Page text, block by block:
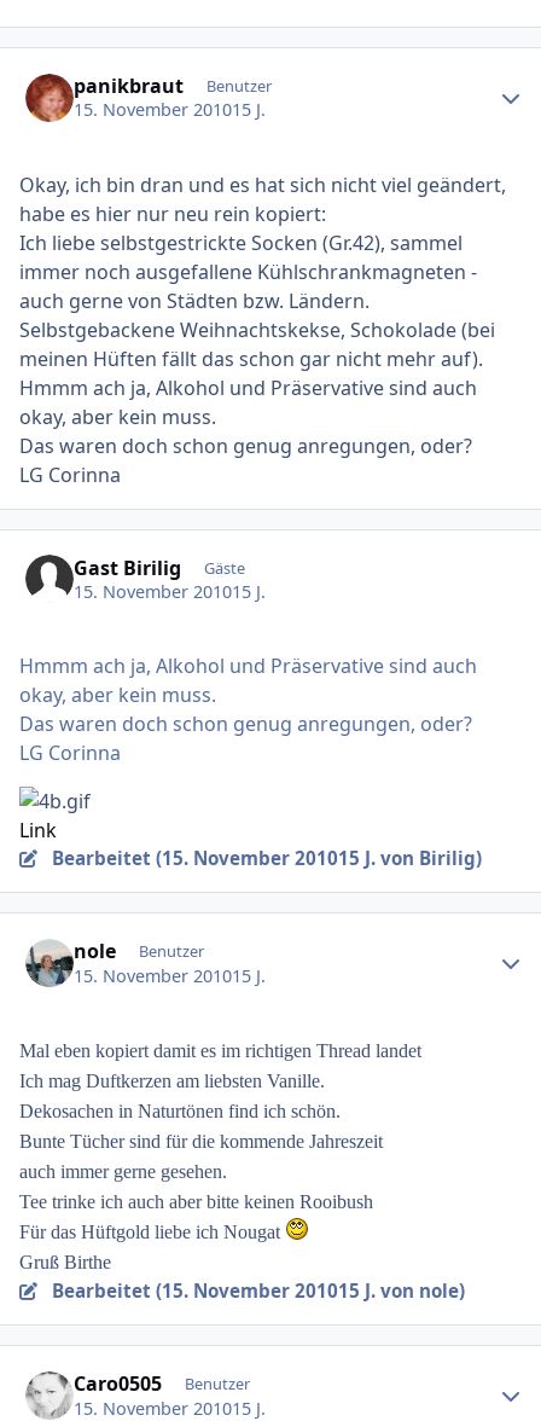
panikbraut Benutzer
15. November 201015 J.
Okay, ich bin dran und es hat sich nicht viel geändert,
habe es hier nur neu rein kopiert:
Ich liebe selbstgestrickte Socken (Gr.42), sammel
immer noch ausgefallene Kühlschrankmagneten -
auch gerne von Städten bzw. Ländern.
Selbstgebackene Weihnachtskekse, Schokolade (bei
meinen Hüften fällt das schon gar nicht mehr auf).
Hmmm ach ja, Alkohol und Präservative sind auch
okay, aber kein muss.
Das waren doch schon genug anregungen, oder?
LG Corinna
Gast Birilig Gäste
15. November 201015 J.
Hmmm ach ja, Alkohol und Präservative sind auch
okay, aber kein muss.
Das waren doch schon genug anregungen, oder?
LG Corinna
Link
Bearbeitet (15. November 201015 J.von Birilig)
nole Benutzer
15. November 201015 J.
Mal eben kopiert damit es im richtigen Thread landet
Ich mag Duftkerzen am liebsten Vanille.
Dekosachen in Naturtönen find ich schön.
Bunte Tücher sind für die kommende Jahreszeit
auch immer gerne gesehen.
Tee trinke ich auch aber bitte keinen Rooibush
Für das Hüftgold liebe ich Nougat
Gruß Birthe
Bearbeitet (15. November 201015 J.von nole)
Caro0505 Benutzer
15. November 201015 J.